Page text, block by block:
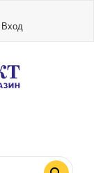
Вход